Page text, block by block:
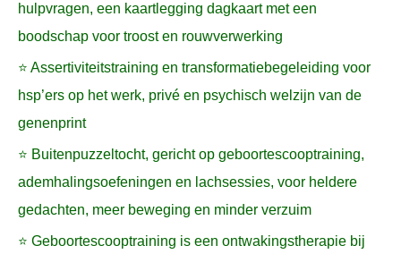
hulpvragen, een kaartlegging dagkaart met een
boodschap voor troost en rouwverwerking
⭐ Assertiviteitstraining en transformatiebegeleiding voor
hsp’ers op het werk, privé en psychisch welzijn van de
genenprint
⭐ Buitenpuzzeltocht, gericht op geboortescooptraining,
ademhalingsoefeningen en lachsessies, voor heldere
gedachten, meer beweging en minder verzuim
⭐ Geboortescooptraining is een ontwakingstherapie bij